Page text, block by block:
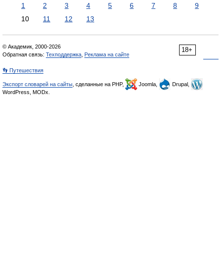
1 2 3 4 5 6 7 8
9
10
11 12 13
18+
© Академик, 2000-2026
Обратная связь: Техподдержка Реклама на сайте
👣 Путешествия
Экспорт словарей на сайты , сделанные на PHP, Joomla,
Drupal,
WordPress, MODx.